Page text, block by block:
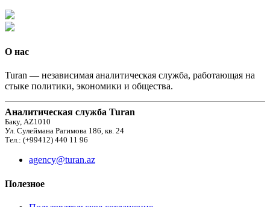
О нас
Turan — независимая аналитическая служба, работающая на
стыке политики, экономики и общества.
Аналитическая служба Turan
Баку, AZ1010
Ул. Сулеймана Рагимова 186, кв. 24
Тел.: (+99412) 440 11 96
agency@turan.az
Полезное